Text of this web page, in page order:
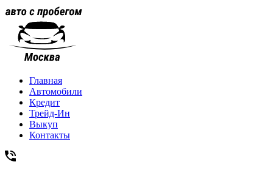
Главная
Автомобили
Кредит
Трейд-Ин
Выкуп
Контакты